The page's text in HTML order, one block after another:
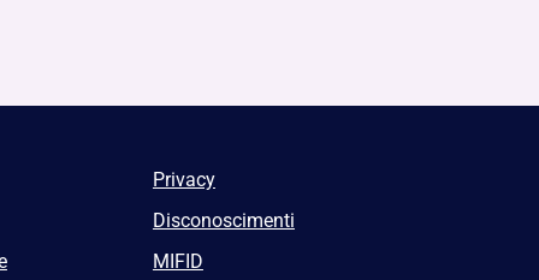
Privacy
Disconoscimenti
MIFID